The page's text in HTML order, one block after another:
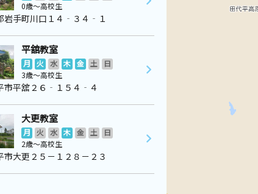
0歳～高校生
岩手町川口１４‐３４‐１
平舘教室
月 火 水 木 金 土
日
3歳～高校生
市平舘２６‐１５４‐４
大更教室
月 火 水 木 金 土
日
2歳～高校生
市大更２５－１２８－２３